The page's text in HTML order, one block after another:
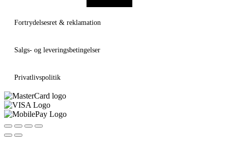
Fortrydelsesret & reklamation
Salgs- og leveringsbetingelser
Privatlivspolitik